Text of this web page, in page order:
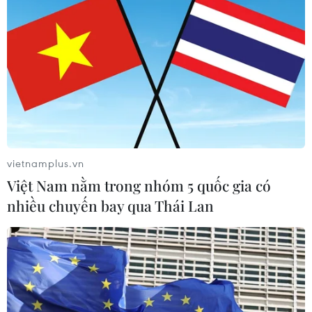
Đến nay, Cơ quan điều tra xác định đường dây đánh
bạc này giao dịch với lượng tiền trung bình hơn 3 tỷ
đồng/ngày; như vậy, tổng số tiền giao dịch từ tháng
4/2021 đến nay là hơn 2.000 tỷ đồng.
vietnamplus.vn
Việt Nam nằm trong nhóm 5 quốc gia có
nhiều chuyến bay qua Thái Lan